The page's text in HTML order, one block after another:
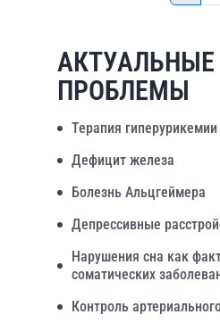
АКТУАЛЬНЫЕ
ПРОБЛЕМЫ
Терапия гиперурикемии
Дефицит железа
Болезнь Альцгеймера
Депрессивные
Нарушения сна как
соматических
Контроль